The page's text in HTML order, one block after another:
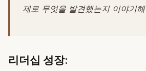
제로 무엇을 발견했는지 이야기
리더십 성장: